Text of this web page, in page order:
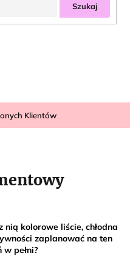
Szukaj
Klientów
nią kolorowe liście, chłodna
zaplanować na ten
pełni?